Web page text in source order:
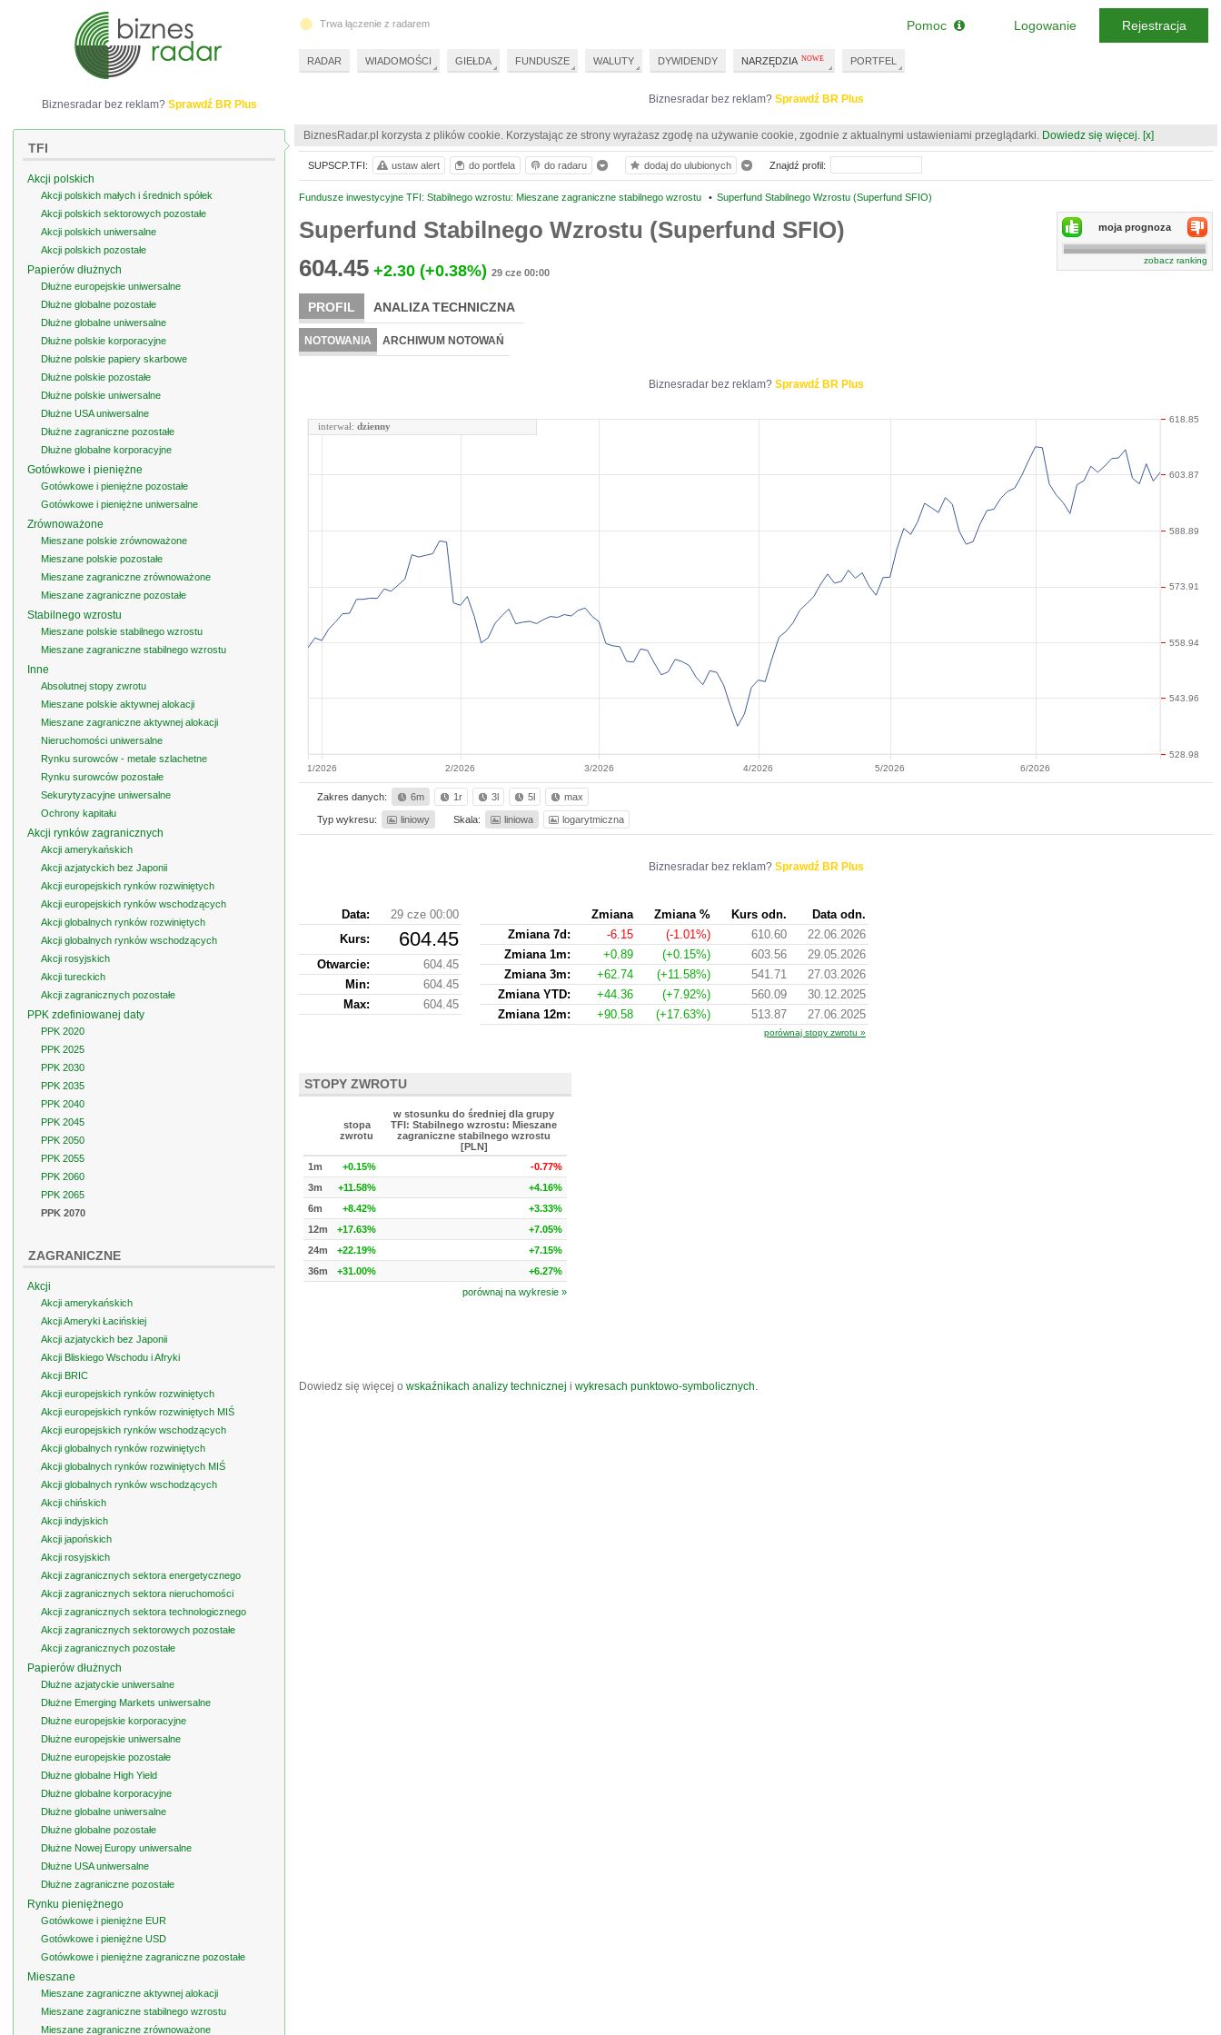
Biznesradar bez reklam? Sprawdź BR Plus
BiznesRadar.pl korzysta z plików cookie. Korzystając ze strony wyrażasz zgodę na używanie cookie, zgodnie z aktualnymi ustawieniami przeglądarki. Dowiedz się więcej. [x]
Fundusze inwestycyjne TFI: Stabilnego wzrostu: Mieszane zagraniczne stabilnego wzrostu • Superfund Stabilnego Wzrostu (Superfund SFIO)
Superfund Stabilnego Wzrostu (Superfund SFIO)
604.45 +2.30 (+0.38%) 29 cze 00:00
moja prognoza
zobacz ranking
PROFIL ANALIZA TECHNICZNA
NOTOWANIA ARCHIWUM NOTOWAŃ
Biznesradar bez reklam? Sprawdź BR Plus
1/2026 2/2026 3/2026 4/2026 5/2026 6/2026
528.98
543.96
558.94
573.91
588.89
603.87
618.85
interwał: dzienny
Zakres danych: 6m 1r 3l 5l max
Typ wykresu: liniowy Skala: liniowa logarytmiczna
Biznesradar bez reklam? Sprawdź BR Plus
Data:
29 cze 00:00
Kurs: 604.45
Otwarcie:
604.45
Min:
604.45
Max:
604.45
Zmiana Zmiana % Kurs odn.
Data odn.
Zmiana 7d:
-6.15 (-1.01%) 610.60
22.06.2026
Zmiana 1m:
+0.89 (+0.15%) 603.56
29.05.2026
Zmiana 3m:
+62.74 (+11.58%) 541.71
27.03.2026
Zmiana YTD:
+44.36 (+7.92%) 560.09
30.12.2025
Zmiana 12m:
+90.58 (+17.63%) 513.87 27.06.2025
porównaj stopy zwrotu »
STOPY ZWROTU
stopa
zwrotu
w stosunku do średniej dla grupy
TFI: Stabilnego wzrostu: Mieszane
zagraniczne stabilnego wzrostu
[PLN]
1m
+0.15%
-0.77%
3m
+11.58%
+4.16%
6m
+8.42%
+3.33%
12m
+17.63%
+7.05%
24m
+22.19%
+7.15%
36m
+31.00%
+6.27%
porównaj na wykresie »
Dowiedz się więcej o wskaźnikach analizy technicznej i wykresach punktowo-symbolicznych.
SUPSCP.TFI: ustaw alert do portfela do radaru dodaj do ulubionych Znajdź profil:
Biznesradar bez reklam? Sprawdź BR Plus
TFI
Akcji polskich
Akcji polskich małych i średnich spółek
Akcji polskich sektorowych pozostałe
Akcji polskich uniwersalne
Akcji polskich pozostałe
Papierów dłużnych
Dłużne europejskie uniwersalne
Dłużne globalne pozostałe
Dłużne globalne uniwersalne
Dłużne polskie korporacyjne
Dłużne polskie papiery skarbowe
Dłużne polskie pozostałe
Dłużne polskie uniwersalne
Dłużne USA uniwersalne
Dłużne zagraniczne pozostałe
Dłużne globalne korporacyjne
Gotówkowe i pieniężne
Gotówkowe i pieniężne pozostałe
Gotówkowe i pieniężne uniwersalne
Zrównoważone
Mieszane polskie zrównoważone
Mieszane polskie pozostałe
Mieszane zagraniczne zrównoważone
Mieszane zagraniczne pozostałe
Stabilnego wzrostu
Mieszane polskie stabilnego wzrostu
Mieszane zagraniczne stabilnego wzrostu
Inne
Absolutnej stopy zwrotu
Mieszane polskie aktywnej alokacji
Mieszane zagraniczne aktywnej alokacji
Nieruchomości uniwersalne
Rynku surowców - metale szlachetne
Rynku surowców pozostałe
Sekurytyzacyjne uniwersalne
Ochrony kapitału
Akcji rynków zagranicznych
Akcji amerykańskich
Akcji azjatyckich bez Japonii
Akcji europejskich rynków rozwiniętych
Akcji europejskich rynków wschodzących
Akcji globalnych rynków rozwiniętych
Akcji globalnych rynków wschodzących
Akcji rosyjskich
Akcji tureckich
Akcji zagranicznych pozostałe
PPK zdefiniowanej daty
PPK 2020
PPK 2025
PPK 2030
PPK 2035
PPK 2040
PPK 2045
PPK 2050
PPK 2055
PPK 2060
PPK 2065
PPK 2070
ZAGRANICZNE
Akcji
Akcji amerykańskich
Akcji Ameryki Łacińskiej
Akcji azjatyckich bez Japonii
Akcji Bliskiego Wschodu i Afryki
Akcji BRIC
Akcji europejskich rynków rozwiniętych
Akcji europejskich rynków rozwiniętych MIŚ
Akcji europejskich rynków wschodzących
Akcji globalnych rynków rozwiniętych
Akcji globalnych rynków rozwiniętych MIŚ
Akcji globalnych rynków wschodzących
Akcji chińskich
Akcji indyjskich
Akcji japońskich
Akcji rosyjskich
Akcji zagranicznych sektora energetycznego
Akcji zagranicznych sektora nieruchomości
Akcji zagranicznych sektora technologicznego
Akcji zagranicznych sektorowych pozostałe
Akcji zagranicznych pozostałe
Papierów dłużnych
Dłużne azjatyckie uniwersalne
Dłużne Emerging Markets uniwersalne
Dłużne europejskie korporacyjne
Dłużne europejskie uniwersalne
Dłużne europejskie pozostałe
Dłużne globalne High Yield
Dłużne globalne korporacyjne
Dłużne globalne uniwersalne
Dłużne globalne pozostałe
Dłużne Nowej Europy uniwersalne
Dłużne USA uniwersalne
Dłużne zagraniczne pozostałe
Rynku pieniężnego
Gotówkowe i pieniężne EUR
Gotówkowe i pieniężne USD
Gotówkowe i pieniężne zagraniczne pozostałe
Mieszane
Mieszane zagraniczne aktywnej alokacji
Mieszane zagraniczne stabilnego wzrostu
Mieszane zagraniczne zrównoważone
Trwa łączenie z radarem
RADAR WIADOMOŚCI GIEŁDA FUNDUSZE WALUTY DYWIDENDY NARZĘDZIA PORTFEL
Pomoc Logowanie Rejestracja